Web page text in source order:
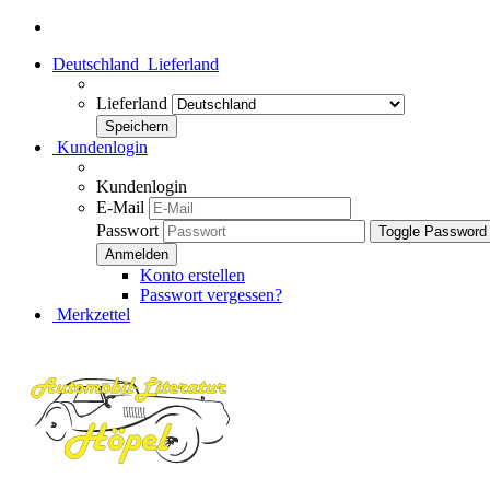
Deutschland Lieferland
Lieferland
Kundenlogin
Kundenlogin
E-Mail
Passwort
Toggle
Konto erstellen
Passwort vergessen?
Merkzettel